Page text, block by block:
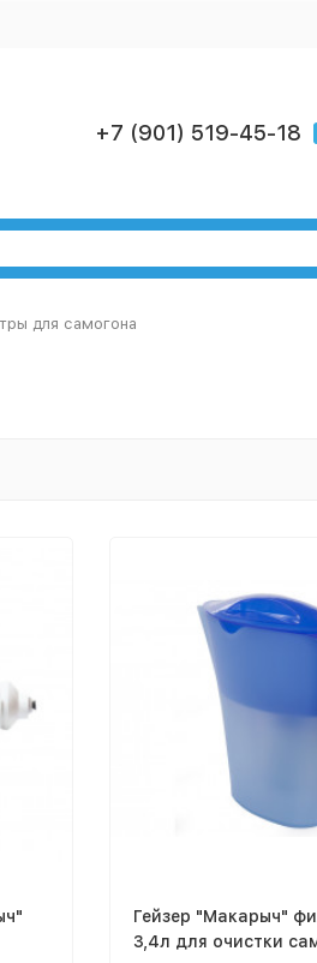
+7 (901) 519-45-18
для самогона
Гейзер "Макарыч"
3,4л для очистки